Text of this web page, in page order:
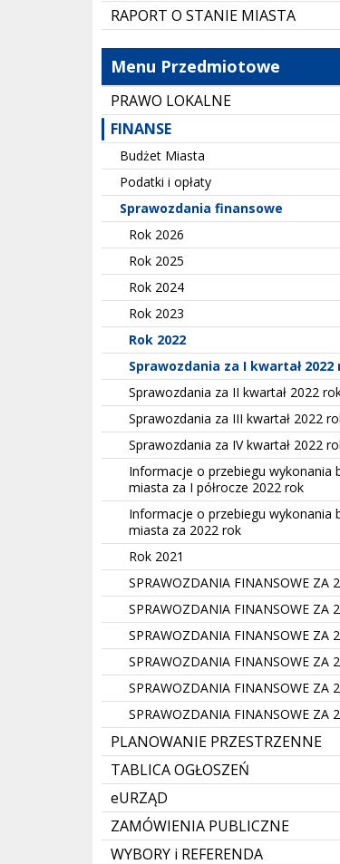
RAPORT O STANIE MIASTA
Menu Przedmiotowe
PRAWO LOKALNE
FINANSE
Budżet Miasta
Podatki i opłaty
Sprawozdania finansowe
Rok 2026
Rok 2025
Rok 2024
Rok 2023
Rok 2022
Sprawozdania za I kwartał 2022
Sprawozdania za II kwartał 2022
Sprawozdania za III kwartał 2022
Sprawozdania za IV kwartał 2022
Informacje o przebiegu wykonania
miasta za I półrocze 2022 rok
Informacje o przebiegu wykonania
miasta za 2022 rok
Rok 2021
SPRAWOZDANIA FINANSOWE ZA
SPRAWOZDANIA FINANSOWE ZA
SPRAWOZDANIA FINANSOWE ZA
SPRAWOZDANIA FINANSOWE ZA
SPRAWOZDANIA FINANSOWE ZA
SPRAWOZDANIA FINANSOWE ZA
PLANOWANIE PRZESTRZENNE
TABLICA OGŁOSZEŃ
eURZĄD
ZAMÓWIENIA PUBLICZNE
WYBORY i REFERENDA